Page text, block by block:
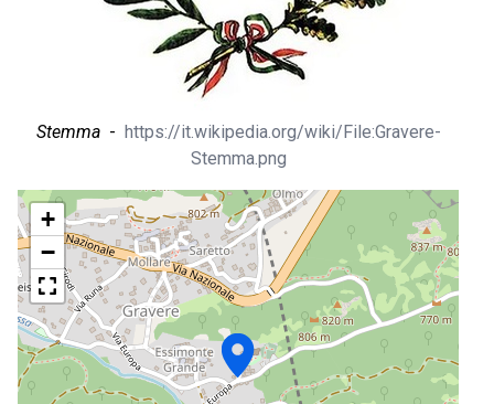
Stemma - https://it.wikipedia.org/wiki/File:Gravere-
Stemma.png
+
−